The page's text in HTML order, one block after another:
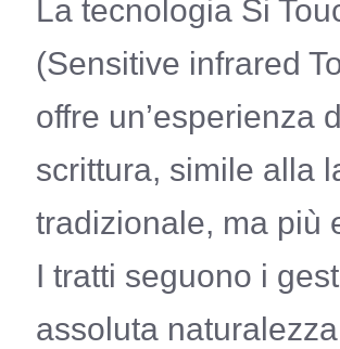
La tecnologia Si
(Sensitive infrared
offre un’esperienza
scrittura, simile alla
tradizionale, ma più
I tratti seguono i
assoluta